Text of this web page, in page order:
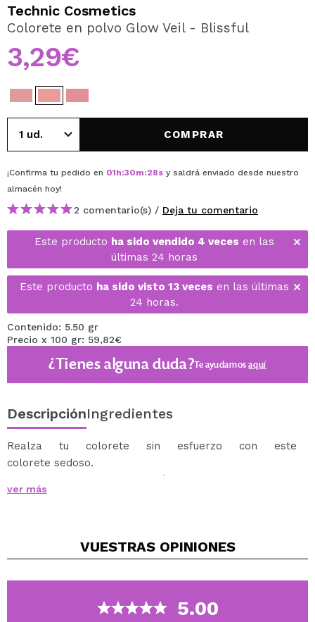
Al crear una cuenta en Maquillalia.com podrás realizar
tus compras rápidamente, revisar el estado de tus
pedidos y consultar tus operaciones anteriores.
Technic Cosmetics
Colorete en polvo Glow Veil - Blissful
3,29€
COMPRAR
¡Confirma tu pedido en 01h:30m:28s y saldrá enviado desde nuestro
almacén hoy!
2 comentario(s) / Deja tu comentario
Este producto ha sido vendido 4 veces en las
últimas 24 horas
Este producto ha sido visto 13 veces en las últimas
24 horas.
Contenido: 5.50 gr
Precio x 100 gr: 59,82€
¿Tienes alguna duda?Te ayudamosaquí
DescripciónIngredientes
Realza tu colorete sin esfuerzo con este
colorete sedoso.
Diseñado para ofrecer la fusión perfecta de pigmentos
de rubor e iluminador, esta fórmula 2 en 1 realza tus
Horneado a la perfección con pigmentos finamente
con tu piel, brindando un brillo suave y modulable que
no luce tiza ni exagerado.
Ya sea que busques un rubor sutil o un efecto más
ver más
VUESTRAS OPINIONES
5.00